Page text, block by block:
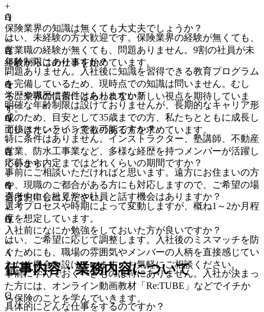
+
A
はい、未経験の方大歓迎です。保険業界の経験が無くても、
営業職の経験が無くても、問題ありません。9割の社員が未
経験からこの仕事を始めています。
Q
保険業界の知識は無くても大丈夫でしょうか？
+
A
問題ありません。入社後に知識を習得できる教育プログラム
を完備しているため、現時点での知識は問いません。むし
ろ、業界の慣習にとらわれない新しい視点を期待していま
す。
Q
年齢制限はありますか？
+
A
明確な年齢制限は設けておりませんが、長期的なキャリア形
成のため、目安として35歳までの方、私たちとともに成長し
ていきたいという意欲のある方を求めています。
Q
学歴や職歴に条件はありますか？
+
A
特に条件はありません。インストラクター、塾講師、不動産
営業、防水工事業など、多様な経歴を持つメンバーが活躍し
ています。
Q
面接はオンラインでも可能ですか？
+
A
事前にご相談いただければと思います。遠方にお住まいの方
や、現職のご都合がある方にも対応しますので、ご希望の場
合はお申し出ください。
Q
応募から内定まではどれくらいの期間ですか？
+
A
選考プロセスや時期によって変動しますが、概ね1～2か月程
度を想定しています。
Q
選考中に会社見学や社員と話す機会はありますか？
+
A
はい、ご希望に応じて調整します。入社後のミスマッチを防
ぐためにも、職場の雰囲気やメンバーの人柄を直接感じてい
ただく機会を設けています。お気軽にご相談ください。
Q
入社前になにか勉強をしておいた方が良いですか？
+
A
事前に学んでおくべきものは特にありません。入社が決まっ
た方には、オンライン動画教材「Re:TUBE」などでイチか
ら保険のことを学んでいきます。
仕事内容・業務内容について
Q
具体的にどんな仕事をするのですか？